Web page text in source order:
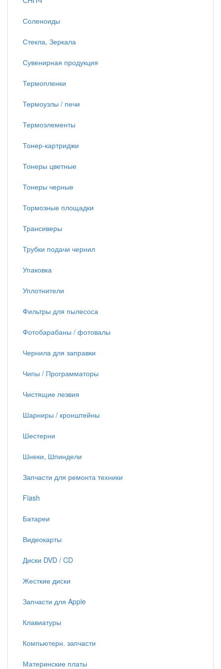
Соленоиды
Стекла, Зеркала
Сувенирная продукция
Термопленки
Термоузлы / печи
Термоэлементы
Тонер-картриджи
Тонеры цветные
Тонеры черные
Тормозные площадки
Трансиверы
Трубки подачи чернил
Упаковка
Уплотнители
Фильтры для пылесоса
Фотобарабаны / фотовалы
Чернила для заправки
Чипы / Программаторы
Чистящие лезвия
Шарниры / кронштейны
Шестерни
Шнеки, Шпиндели
Запчасти для ремонта техники
Flash
Батареи
Видеокарты
Диски DVD / CD
Жесткие диски
Запчасти для Apple
Клавиатуры
Компьютерн. запчасти
Материнские платы